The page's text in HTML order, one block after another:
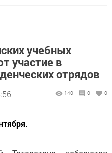
учебных
участие в
отрядов
140 0 0